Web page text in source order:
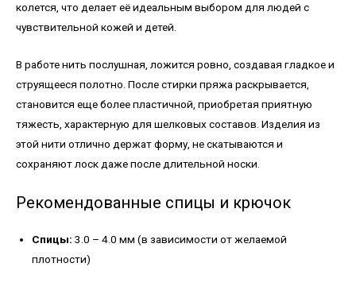
колется, что делает её идеальным выбором для людей с
чувствительной кожей и детей.
В работе нить послушная, ложится ровно, создавая гладкое и
струящееся полотно. После стирки пряжа раскрывается,
становится еще более пластичной, приобретая приятную
тяжесть, характерную для шелковых составов. Изделия из
этой нити отлично держат форму, не скатываются и
сохраняют лоск даже после длительной носки.
Рекомендованные спицы и крючок
Спицы: 3.0 – 4.0 мм (в зависимости от желаемой
плотности)